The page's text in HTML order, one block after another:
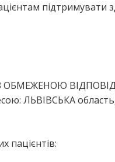
підтримувати
З ОБМЕЖЕНОЮ
ЛЬВІВСЬКА область,
пацієнтів: